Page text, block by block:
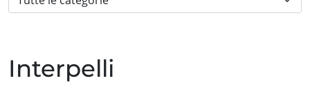
Interpelli